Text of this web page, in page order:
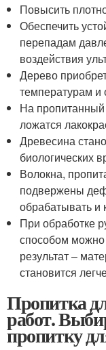
Повысить
Обеспечить
перепадам
воздействия
Дерево
температурам и
На
ложатся
Древесина
биологических
Волокна,
подвержены
обрабатывать и
При обработке
способом можно
результат –
становится
Пропитка
работ.
пропитку